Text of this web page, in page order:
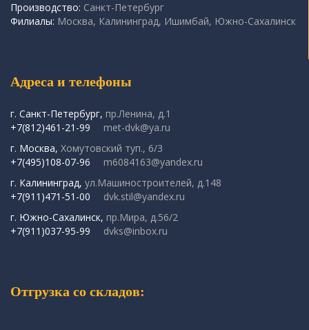
Производство: Санкт-Петербург
Филиалы: Москва, Калининград, Ишимбай, Южно-Сахалинск
Адреса и телефоны
г. Санкт-Петербург, пр.Ленина, д.1
+7(812)461-21-99
met-dvk@ya.ru
г. Москва, Хомутовский туп., 6/3
+7(495)108-07-96
m6084163@yandex.ru
г. Калининград, ул.Машиностроителей, д.148
+7(911)471-51-00
dvk.stil@yandex.ru
г. Южно-Сахалинск, пр.Мира, д.56/2
+7(911)037-95-99
dvks@inbox.ru
Отгрузка со складов: